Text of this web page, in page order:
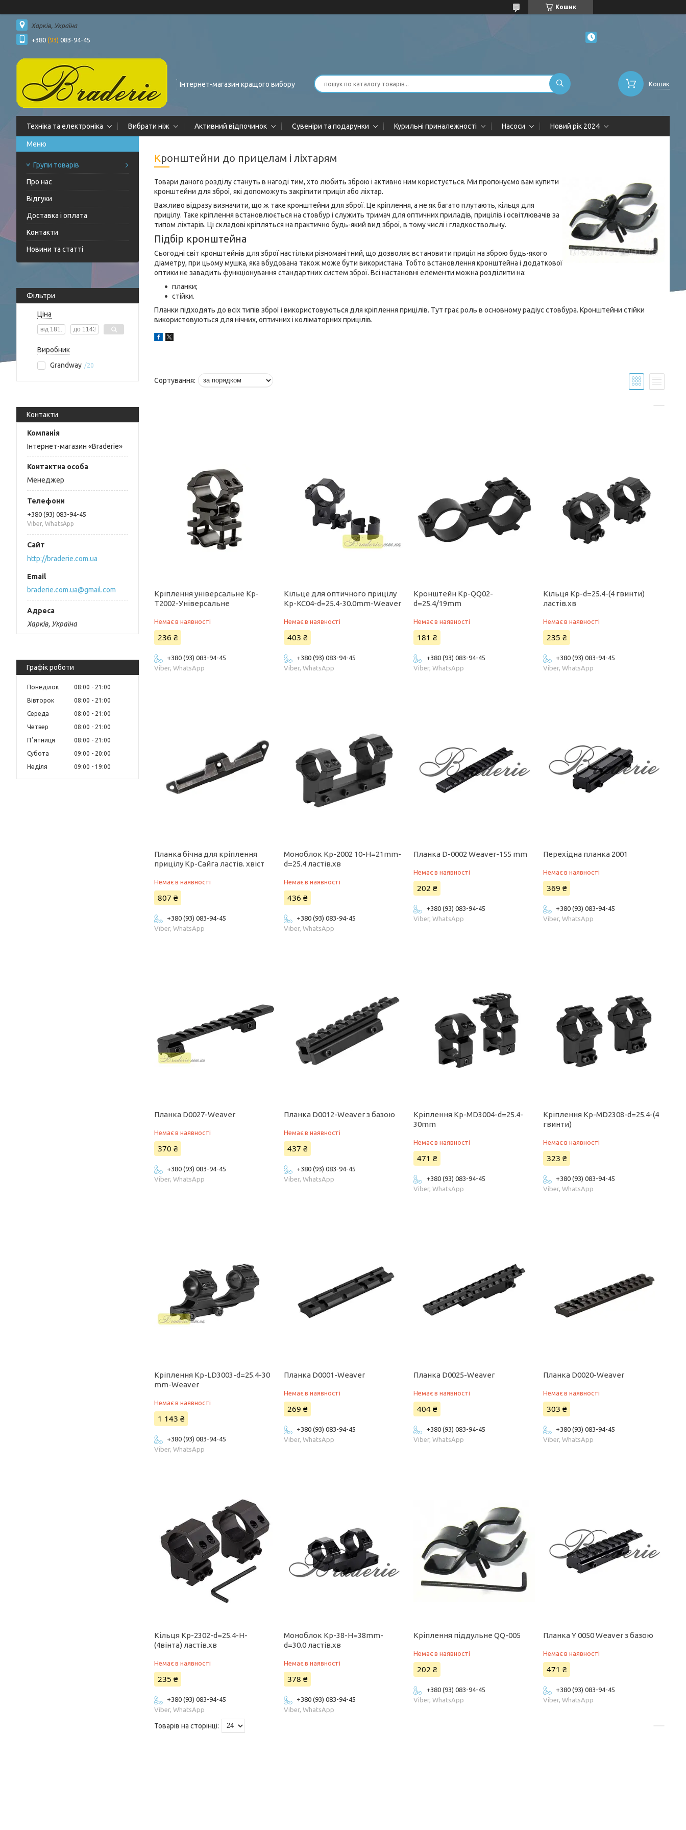
Кошик
Харків, Україна
+380 (93) 083-94-45
Інтернет-магазин кращого вибору Кошик
Техніка та електроніка Вибрати ніж Активний відпочинок Сувеніри та подарунки Курильні приналежності Насоси Новий рік 2024
Групи товарів
Про нас
Відгуки
Доставка і оплата
Контакти
Новини та статті
Фільтри
Ціна
Виробник
Grandway
20
Контакти
Інтернет-магазин «Braderie»
Менеджер
+380 (93) 083-94-45
Viber, WhatsApp
http://braderie.com.ua
braderie.com.ua@gmail.com
Харків, Україна
Графік роботи
Понеділок 08:00
21:00
Вівторок
08:00
21:00
Середа
08:00
21:00
Четвер
08:00
21:00
Пʼятниця
08:00
21:00
Субота
09:00
20:00
Неділя
09:00 19:00
Кронштейни до прицелам і ліхтарям
Товари даного розділу стануть в нагоді тим, хто любить зброю і активно ним користується. Ми пропонуємо вам купити
кронштейни для зброї, які допоможуть закріпити приціл або ліхтар.
Важливо відразу визначити, що ж таке кронштейни для зброї. Це кріплення, а не як багато плутають, кільця для
прицілу. Таке кріплення встановлюється на стовбур і служить тримач для оптичних приладів, прицілів і освітлювачів за
типом ліхтарів. Ці складові кріпляться на практично будь-який вид зброї, в тому числі і гладкоствольну.
Підбір кронштейна
Сьогодні світ кронштейнів для зброї настільки різноманітний, що дозволяє встановити приціл на зброю будь-якого
діаметру, при цьому мушка, яка вбудована також може бути використана. Тобто встановлення кронштейна і додаткової
оптики не завадить функціонування стандартних систем зброї. Всі настановні елементи можна розділити на:
планки;
стійки.
Планки підходять до всіх типів зброї і використовуються для кріплення прицілів. Тут грає роль в основному радіус стовбура. Кронштейни стійки
використовуються для нічних, оптичних і коліматорних прицілів.
Кріплення універсальне Кр-
T2002-Універсальне
Немає в наявності
236 ₴
+380 (93) 083-94-45
Viber, WhatsApp
Кільце для оптичного прицілу
Кр-KC04-d=25.4-30.0mm-Weaver
Немає в наявності
403 ₴
+380 (93) 083-94-45
Viber, WhatsApp
Кронштейн Kp-QQ02-
d=25.4/19mm
Немає в наявності
181 ₴
+380 (93) 083-94-45
Viber, WhatsApp
Кільця Кр-d=25.4-(4 гвинти)
ластів.хв
Немає в наявності
235 ₴
+380 (93) 083-94-45
Viber, WhatsApp
Планка бічна для кріплення
прицілу Кр-Сайга ластів. хвіст
Немає в наявності
807 ₴
+380 (93) 083-94-45
Viber, WhatsApp
Моноблок Кр-2002 10-H=21mm-
d=25.4 ластів.хв
Немає в наявності
436 ₴
+380 (93) 083-94-45
Viber, WhatsApp
Планка D-0002 Weaver-155 mm
Немає в наявності
202 ₴
+380 (93) 083-94-45
Viber, WhatsApp
Перехідна планка 2001
Немає в наявності
369 ₴
+380 (93) 083-94-45
Viber, WhatsApp
Планка D0027-Weaver
Немає в наявності
370 ₴
+380 (93) 083-94-45
Viber, WhatsApp
Планка D0012-Weaver з базою
Немає в наявності
437 ₴
+380 (93) 083-94-45
Viber, WhatsApp
Кріплення Кр-MD3004-d=25.4-
30mm
Немає в наявності
471 ₴
+380 (93) 083-94-45
Viber, WhatsApp
Кріплення Кр-MD2308-d=25.4-(4
гвинти)
Немає в наявності
323 ₴
+380 (93) 083-94-45
Viber, WhatsApp
Кріплення Кр-LD3003-d=25.4-30
mm-Weaver
Немає в наявності
1 143 ₴
+380 (93) 083-94-45
Viber, WhatsApp
Планка D0001-Weaver
Немає в наявності
269 ₴
+380 (93) 083-94-45
Viber, WhatsApp
Планка D0025-Weaver
Немає в наявності
404 ₴
+380 (93) 083-94-45
Viber, WhatsApp
Планка D0020-Weaver
Немає в наявності
303 ₴
+380 (93) 083-94-45
Viber, WhatsApp
Кільця Кр-2302-d=25.4-H-
(4вінта) ластів.хв
Немає в наявності
235 ₴
+380 (93) 083-94-45
Viber, WhatsApp
Моноблок Кр-38-H=38mm-
d=30.0 ластів.хв
Немає в наявності
378 ₴
+380 (93) 083-94-45
Viber, WhatsApp
Кріплення піддульне QQ-005
Немає в наявності
202 ₴
+380 (93) 083-94-45
Viber, WhatsApp
Планка Y 0050 Weaver з базою
Немає в наявності
471 ₴
+380 (93) 083-94-45
Viber, WhatsApp